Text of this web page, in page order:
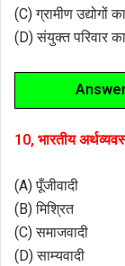
(C) ग्रामीण उद्योगों
(D) संयुक्त परिवार
10, भारतीय
(A) पूँजीवादी
(B) मिश्रित
(C) समाजवादी
(D) साम्यवादी